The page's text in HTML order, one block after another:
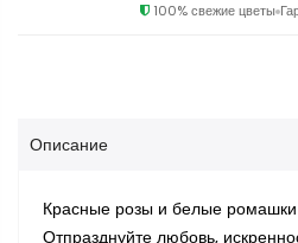
100% свежие цветы
Описание
Красные розы и белые ромашки
Отпразднуйте любовь,